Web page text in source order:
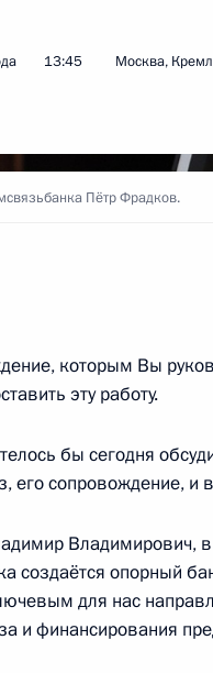
года, пятница
членами
Москвы Сергеем
культуры
13:30 Москва, Кремль
13:45 Москва,
Пётр Фрадков.
которым Вы
эту работу.
бы сегодня
его сопровождение, и
Владимирович,
создаётся опорный
для нас
и финансирования